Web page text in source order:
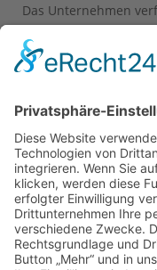
Das Unternehmen
Übereinkommen
den USA, der die
USA gewährleisten
Unternehmen
hierzu erhalten Sie
https://
IP Anonymisierung
Die Google Analytics